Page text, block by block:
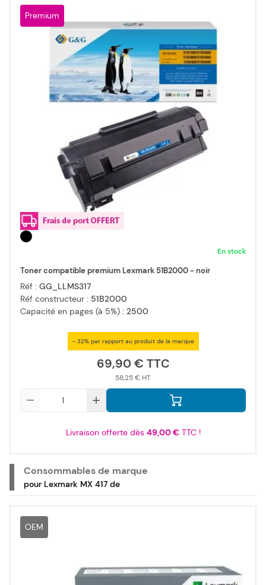
Premium
En stock
Toner compatible premium Lexmark 51B2000 - noir
Réf : GG_LLMS317
Réf constructeur : 51B2000
Capacité en pages (à 5%) : 2500
- 32% par rapport au produit de la marque
69,90 €
58,25 €
Livraison offerte dès 49,00 €TTC !
Consommables de marque
pour Lexmark MX 417 de
OEM